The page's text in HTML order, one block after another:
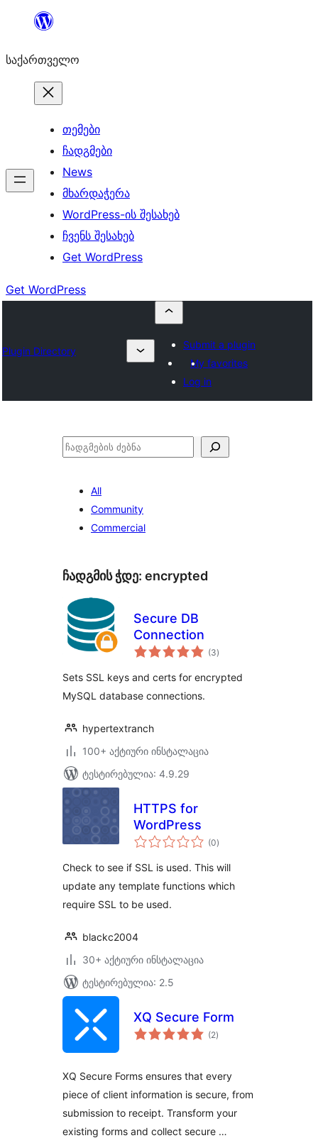
შიგთავსზე
საქართველო
თემები
ჩადგმები
News
მხარდაჭერა
WordPress-ის შესახებ
ჩვენს შესახებ
Get WordPress
Get WordPress
Plugin Directory
Submit a plugin
My favorites
Log in
ძებნა
All
Community
Commercial
ჩადგმის ჭდე: encrypted
Secure DB
Connection
(3საერთო
რეიტინგი
)
Sets SSL keys and certs for encrypted
MySQL database connections.
hypertextranch
100+ აქტიური ინსტალაცია
ტესტირებულია: 4.9.29
HTTPS for
WordPress
(0საერთო
რეიტინგი
)
Check to see if SSL is used. This will
update any template functions which
require SSL to be used.
blackc2004
30+ აქტიური ინსტალაცია
ტესტირებულია: 2.5
XQ Secure Form
(2საერთო
რეიტინგი
)
XQ Secure Forms ensures that every
piece of client information is secure, from
submission to receipt. Transform your
existing forms and collect secure …